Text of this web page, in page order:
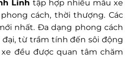
Linh tập hợp nhiều mẫu xe
cách, thời thượng. Các
nhất. Đa dạng phong cách
từ trầm tính đến sôi động
xe đều được quan tâm chăm